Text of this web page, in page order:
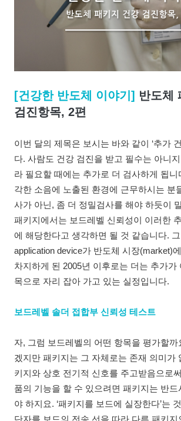
[건강한 반도체 이야기] 반도체
검진항목, 2편
이번 달의 제목은 보시는 바와 같이 ‘추가
다. 사람도 건강 검진을 받고 필수는 아니
라 필요할 때에는 추가로 더 검사하게 됩니
각한 소음에 노출된 환경에 근무하시는 분
사가 아닌, 좀 더 정밀검사를 해야 하듯이
패키지에서는 보드레벨 신뢰성이 이러한
에 해당한다고 생각하면 될 것 같습니다.
application device가 반도체 시장(market)
차지하게 된 2005년 이후로는 더는 추가가
목으로 자리 잡아 가고 있는 실정입니다.
보드레벨 솔더 접합부 신뢰성 테스트
자, 그럼 보드레벨의 어떤 항목을 평가할까
겠지만 패키지는 그 자체로는 존재 의미가
키지와 상호 전기적 신호를 주고받음으로
품의 기능을 할 수 있으려면 패키지는 반드
야 하지요. ‘패키지를 보드에 실장한다’는